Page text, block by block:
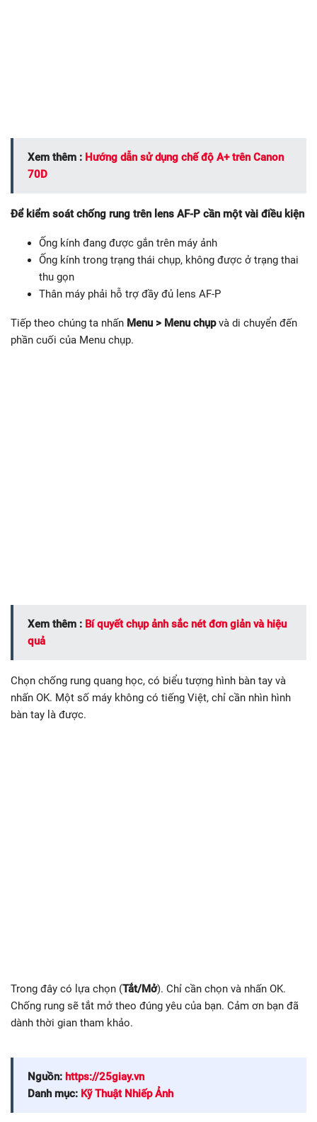
Xem thêm : Hướng dẫn sử dụng chế độ A+ trên Canon
70D
Để kiểm soát chống rung trên lens AF-P cần một vài điều kiện
Ống kính đang được gắn trên máy ảnh
Ống kính trong trạng thái chụp, không được ở trạng thai
thu gọn
Thân máy phải hỗ trợ đầy đủ lens AF-P
Tiếp theo chúng ta nhấn Menu > Menu chụpvà di chuyển đến
phần cuối của Menu chụp.
Xem thêm : Bí quyết chụp ảnh sắc nét đơn giản và hiệu
quả
Chọn chống rung quang học, có biểu tượng hình bàn tay và
nhấn OK. Một số máy không có tiếng Việt, chỉ cần nhìn hình
bàn tay là được.
Trong đây có lựa chọn (Tắt/Mở). Chỉ cần chọn và nhấn OK.
Chống rung sẽ tắt mở theo đúng yêu của bạn. Cảm ơn bạn đã
dành thời gian tham khảo.
Nguồn: https://25giay.vn
Danh mục: Kỹ Thuật Nhiếp Ảnh